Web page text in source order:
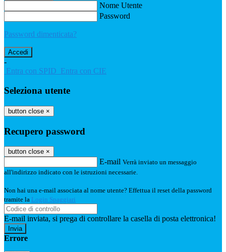
Nome Utente
Password
Password dimenticata?
-
Entra con SPID Entra con CIE
Seleziona utente
button close ×
Recupero password
button close ×
E-mail Verrà inviato un messaggio
all'indirizzo indicato con le istruzioni necessarie.
Non hai una e-mail associata al nome utente? Effettua il reset della password
tramite la Login Spaggiari
E-mail inviata, si prega di controllare la casella di posta elettronica!
Errore